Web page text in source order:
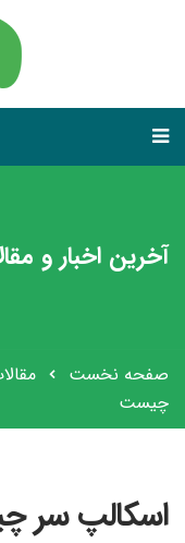
آخرین اخبار و
صفحه نخست
چیست
اسکالپ سر